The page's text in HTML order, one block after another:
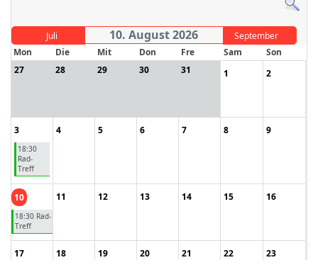
Juli 10. August 2026
September
Mon
Die Mit Don Fre Sam
Son
27
28 29 30 31 1 2
3
18:30
Rad-
Treff
4 5 6 7 8 9
10
18:30 Rad-
Treff
11 12 13 14 15 16
17 18 19 20 21 22 23